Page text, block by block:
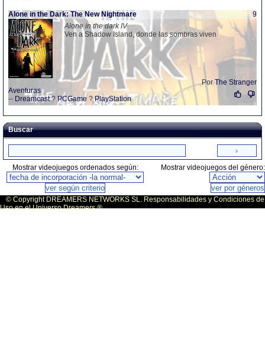
Alone in the Dark: The New Nightmare
9
Alone in the dark IV
Ven a Shadow Island, donde las sombras viven
Por The Stranger
Aventuras
-- Dreamcast?PCGame ?PlayStation
Buscar
Mostrar videojuegos ordenados según: Mostrar videojuegos del género:
© Copyright DREAMERS NETWORKS SL. Responsabilidades y Condiciones de
Uso en el Universo Dreamers ®